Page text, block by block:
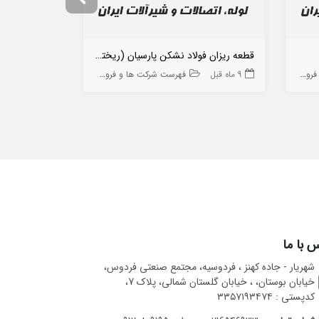
ها
قطعه ریزان فولاد نشکن پارسیان (ریخته گری چلنگری)
9 ماه قبل فهرست شرکت ها و فروشگاه ها
با ما
شهریار - جاده کهنز ، فردوسیه، مجتمع صنعتی فردوس،
خیابان بوستان، ، خیابان گلستان شمالی، پلاک 7،
کدپستی : ۳۳۵۷۱۹۳۴۷۴